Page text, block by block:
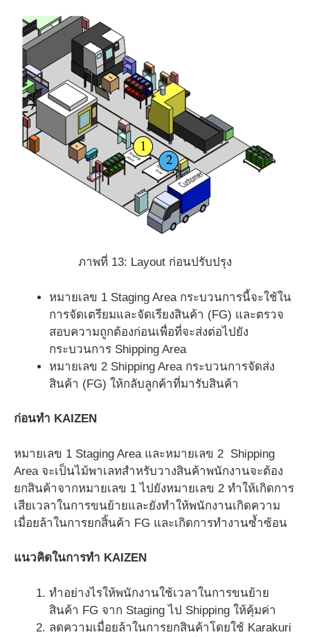
ภาพที่ 13: Layout ก่อนปรับปรุง
หมายเลข 1 Staging Area กระบวนการนี้จะใช้ใน
การจัดเตรียมและจัดเรียงสินค้า (FG) และตรวจ
สอบความถูกต้องก่อนเพื่อที่จะส่งต่อไปยัง
กระบวนการ Shipping Area
หมายเลข 2 Shipping Area กระบวนการจัดส่ง
สินค้า (FG) ให้กลับลูกค้าที่มารับสินค้า
ก่อนทำ KAIZEN
หมายเลข 1 Staging Area และหมายเลข 2 Shipping
Area จะเป็นไม้พาเลทสำหรับวางสินค้าพนักงานจะต้อง
ยกสินค้าจากหมายเลข 1 ไปยังหมายเลข 2 ทำให้เกิดการ
เสียเวลาในการขนย้ายและยังทำให้พนักงานเกิดความ
เมื่อยล้าในการยกสิ้นค้า FG และเกิดการทำงานซ้ำซ้อน
แนวคิดในการทำ KAIZEN
ทำอย่างไรให้พนักงานใช้เวลาในการขนย้าย
สินค้า FG จาก Staging ไป Shipping ให้คุ้มค่า
ลดความเมื่อยล้าในการยกสินค้าโดยใช้ Karakuri